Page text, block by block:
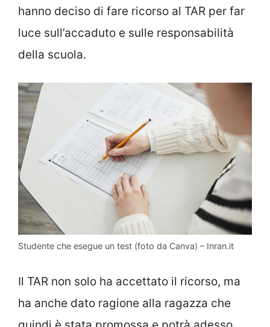
hanno deciso di fare ricorso al TAR per far
luce sull’accaduto e sulle responsabilità
della scuola.
Studente che esegue un test (foto da Canva) – Inran.it
Il TAR non solo ha accettato il ricorso, ma
ha anche dato ragione alla ragazza che